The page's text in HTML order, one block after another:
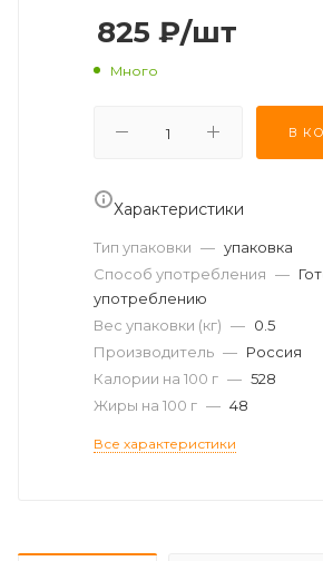
825 ₽/шт
Много
В
Характеристики
Тип упаковки — упаковка
Способ употребления —
употреблению
Вес упаковки (кг) — 0.5
Производитель — Россия
Калории на 100 г — 528
Жиры на 100 г — 48
Все характеристики